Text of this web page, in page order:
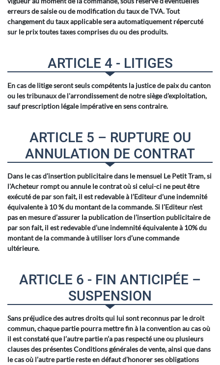
erreurs de saisie ou de modification du taux de TVA. Tout
changement du taux applicable sera automatiquement répercuté
sur le prix toutes taxes comprises du ou des produits.
ARTICLE 4 - LITIGES
En cas de litige seront seuls compétents la justice de paix du canton
ou les tribunaux de l'arrondissement de notre siège d'exploitation,
sauf prescription légale impérative en sens contraire.
ARTICLE 5 – RUPTURE OU
ANNULATION DE CONTRAT
Dans le cas d’insertion publicitaire dans le mensuel Le Petit Tram, si
l'Acheteur rompt ou annule le contrat où si celui-ci ne peut être
exécuté de par son fait, il est redevable à l’Editeur d'une indemnité
équivalente à 10 % du montant de la commande. Si l’Editeur n’est
pas en mesure d’assurer la publication de l’insertion publicitaire de
par son fait, il est redevable d’une indemnité équivalente à 10% du
montant de la commande à utiliser lors d’une commande
ultérieure.
ARTICLE 6 - FIN ANTICIPÉE –
SUSPENSION
Sans préjudice des autres droits qui lui sont reconnus par le droit
commun, chaque partie pourra mettre fin à la convention au cas où
il est constaté que l’autre partie n’a pas respecté une ou plusieurs
clauses des présentes Conditions générales de vente, ainsi que dans
le cas où l’autre partie reste en défaut d’honorer ses obligations